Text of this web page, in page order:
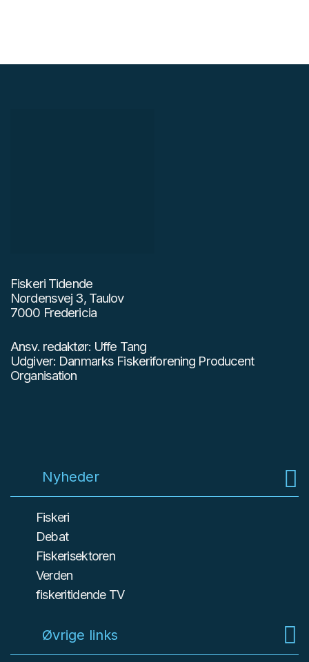
Fiskeri Tidende
Nordensvej 3, Taulov
7000 Fredericia
Ansv. redaktør: Uffe Tang
Udgiver: Danmarks Fiskeriforening Producent
Organisation
Nyheder
Fiskeri
Debat
Fiskerisektoren
Verden
fiskeritidende TV
Øvrige links